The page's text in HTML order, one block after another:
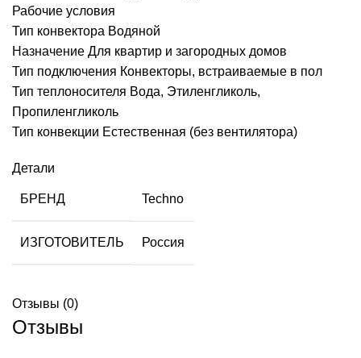
Рабочие условия
Тип конвектора Водяной
Назначение Для квартир и загородных домов
Тип подключения Конвекторы, встраиваемые в пол
Тип теплоносителя Вода, Этиленгликоль,
Пропиленгликоль
Тип конвекции Естественная (без вентилятора)
Детали
БРЕНД Techno
ИЗГОТОВИТЕЛЬ Россия
Отзывы (0)
Отзывы